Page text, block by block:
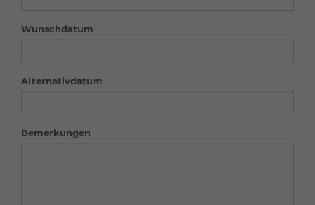
Wunschdatum
Alternativdatum
Bemerkungen